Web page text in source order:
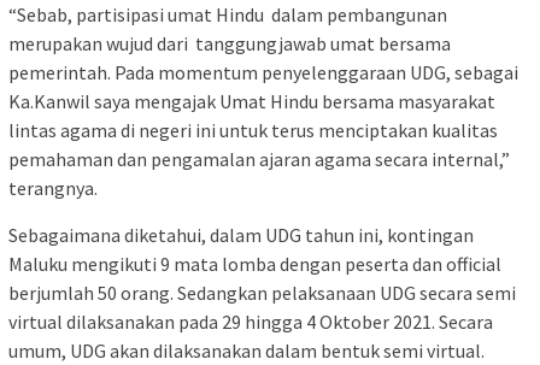
“Sebab, partisipasi umat Hindu dalam pembangunan
merupakan wujud dari tanggungjawab umat bersama
pemerintah. Pada momentum penyelenggaraan UDG, sebagai
Ka.Kanwil saya mengajak Umat Hindu bersama masyarakat
lintas agama di negeri ini untuk terus menciptakan kualitas
pemahaman dan pengamalan ajaran agama secara internal,”
terangnya.
Sebagaimana diketahui, dalam UDG tahun ini, kontingan
Maluku mengikuti 9 mata lomba dengan peserta dan official
berjumlah 50 orang. Sedangkan pelaksanaan UDG secara semi
virtual dilaksanakan pada 29 hingga 4 Oktober 2021. Secara
umum, UDG akan dilaksanakan dalam bentuk semi virtual.